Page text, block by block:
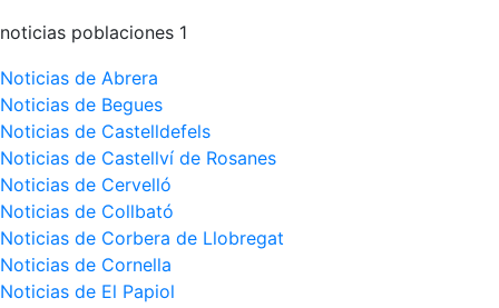
noticias poblaciones 1
Noticias de Abrera
Noticias de Begues
Noticias de Castelldefels
Noticias de Castellví de Rosanes
Noticias de Cervelló
Noticias de Collbató
Noticias de Corbera de Llobregat
Noticias de Cornella
Noticias de El Papiol